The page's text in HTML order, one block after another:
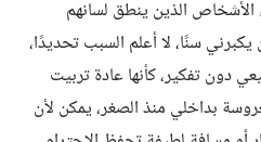
الذين ينطق لسانهم
سنًا، لا أعلم السبب تحديدًا،
دون تفكير، كأنها عادة تربيت
بداخلي منذ الصغر، يمكن لأن